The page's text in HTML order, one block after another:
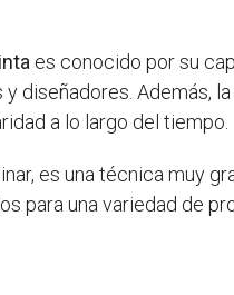
es conocido por su
diseñadores. Además,
a lo largo del tiempo.
es una técnica muy
para una variedad de